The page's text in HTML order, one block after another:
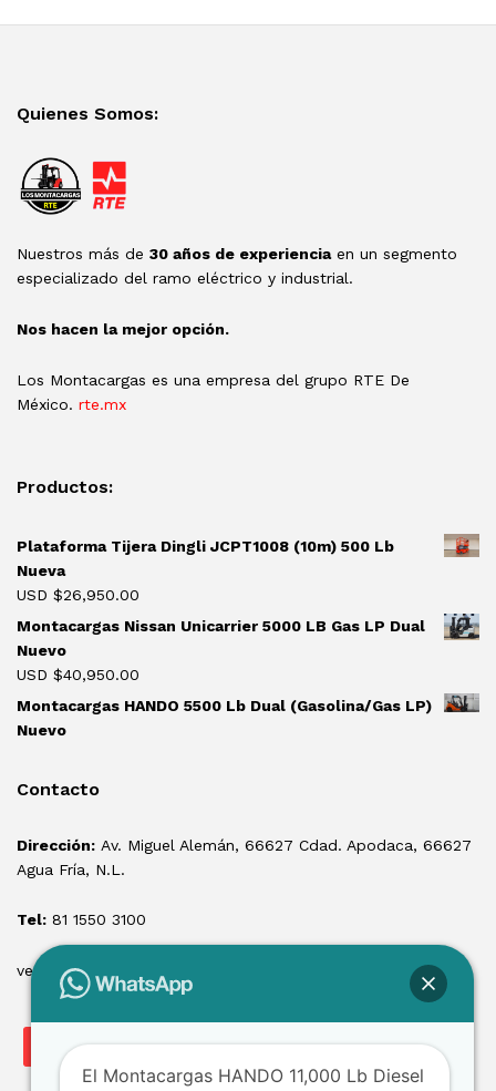
Quienes Somos:
Nuestros más de 30 años de experienciaen un segmento
especializado del ramo eléctrico y industrial.
Nos hacen la mejor opción.
Los Montacargas es una empresa del grupo RTE De
México. rte.mx
Productos:
Plataforma Tijera Dingli JCPT1008 (10m) 500 Lb
Nueva
USD $26,950.00
Montacargas Nissan Unicarrier 5000 LB Gas LP Dual
Nuevo
USD $40,950.00
Montacargas HANDO 5500 Lb Dual (Gasolina/Gas LP)
Nuevo
Contacto
Dirección: Av. Miguel Alemán, 66627 Cdad. Apodaca, 66627
Agua Fría, N.L.
Tel: 81 1550 3100
ventas@losmontacargas.mx
El Montacargas HANDO 11,000 Lb Diesel